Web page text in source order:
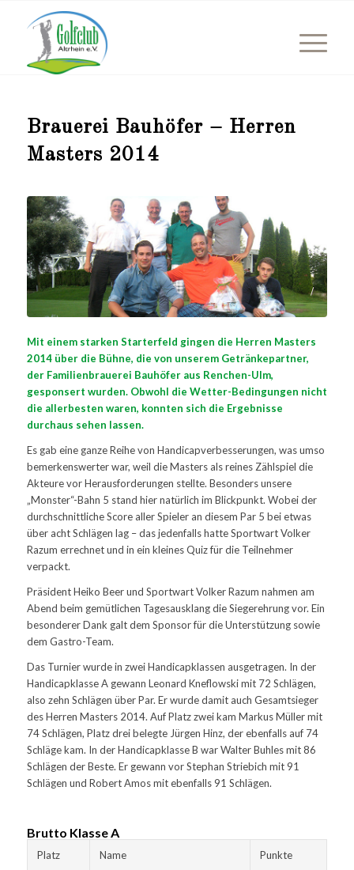
Brauerei Bauhöfer – Herren
Masters 2014
Mit einem starken Starterfeld gingen die Herren Masters
2014 über die Bühne, die von unserem Getränkepartner,
der Familienbrauerei Bauhöfer aus Renchen-Ulm,
gesponsert wurden. Obwohl die Wetter-Bedingungen nicht
die allerbesten waren, konnten sich die Ergebnisse
durchaus sehen lassen.
Es gab eine ganze Reihe von Handicapverbesserungen, was umso
bemerkenswerter war, weil die Masters als reines Zählspiel die
Akteure vor Herausforderungen stellte. Besonders unsere
„Monster“-Bahn 5 stand hier natürlich im Blickpunkt. Wobei der
durchschnittliche Score aller Spieler an diesem Par 5 bei etwas
über acht Schlägen lag – das jedenfalls hatte Sportwart Volker
Razum errechnet und in ein kleines Quiz für die Teilnehmer
verpackt.
Präsident Heiko Beer und Sportwart Volker Razum nahmen am
Abend beim gemütlichen Tagesausklang die Siegerehrung vor. Ein
besonderer Dank galt dem Sponsor für die Unterstützung sowie
dem Gastro-Team.
Das Turnier wurde in zwei Handicapklassen ausgetragen. In der
Handicapklasse A gewann Leonard Kneflowski mit 72 Schlägen,
also zehn Schlägen über Par. Er wurde damit auch Gesamtsieger
des Herren Masters 2014. Auf Platz zwei kam Markus Müller mit
74 Schlägen, Platz drei belegte Jürgen Hinz, der ebenfalls auf 74
Schläge kam. In der Handicapklasse B war Walter Buhles mit 86
Schlägen der Beste. Er gewann vor Stephan Striebich mit 91
Schlägen und Robert Amos mit ebenfalls 91 Schlägen.
Brutto Klasse A
Platz Name Punkte